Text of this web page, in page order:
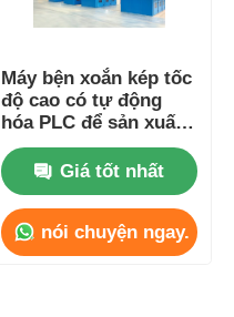
Máy bện xoắn kép tốc
độ cao có tự động
hóa PLC để sản xuất
dây mềm
Giá tốt nhất
nói chuyện ngay.